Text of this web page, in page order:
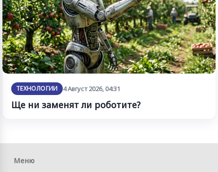
ТЕХНОЛОГИИ 4 Август 2026, 04:31
Ще ни заменят ли роботите?
Меню